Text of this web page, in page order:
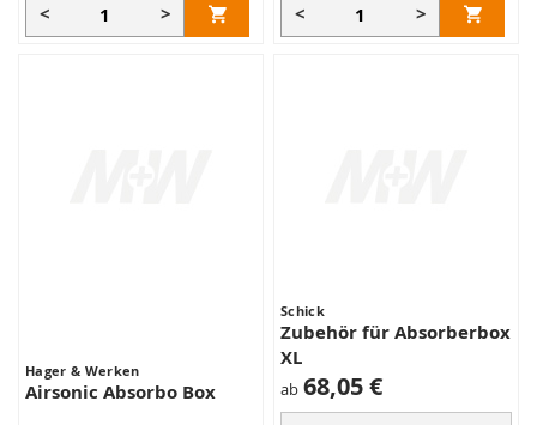
< > < >
Hager & Werken
Airsonic Absorbo Box
Schick
Zubehör für Absorberbox
XL
ab 68,05 €